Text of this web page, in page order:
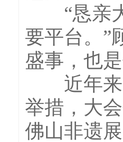
“恳亲大
要平台。”
盛事，也
近年来
举措，大
佛山非遗